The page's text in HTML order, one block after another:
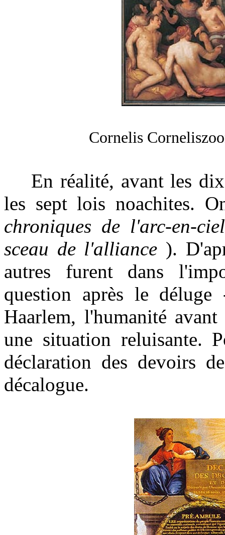
Cornelis
En réalité, avant les dix
les sept lois noachites.
chroniques de l'arc-en-
sceau de l'alliance ).
autres furent dans
question après le
Haarlem, l'humanité
une situation reluisante.
déclaration des devoirs
décalogue.